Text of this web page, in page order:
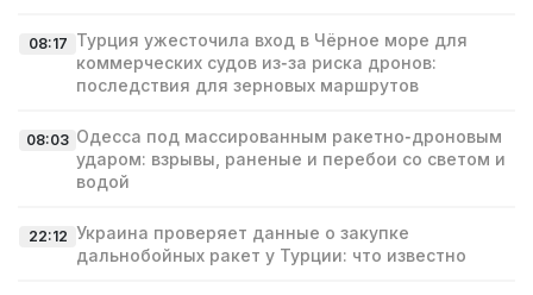
08:17 Турция ужесточила вход в Чёрное море для
коммерческих судов из‑за риска дронов:
последствия для зерновых маршрутов
08:03 Одесса под массированным ракетно‑дроновым
ударом: взрывы, раненые и перебои со светом и
водой
22:12 Украина проверяет данные о закупке
дальнобойных ракет у Турции: что известно